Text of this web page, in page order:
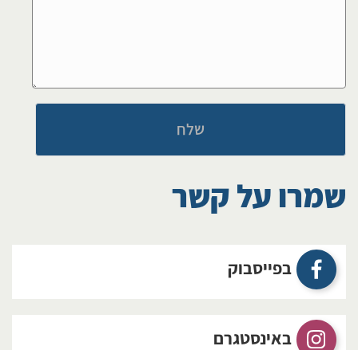
שמרו על קשר
בפייסבוק
באינסטגרם